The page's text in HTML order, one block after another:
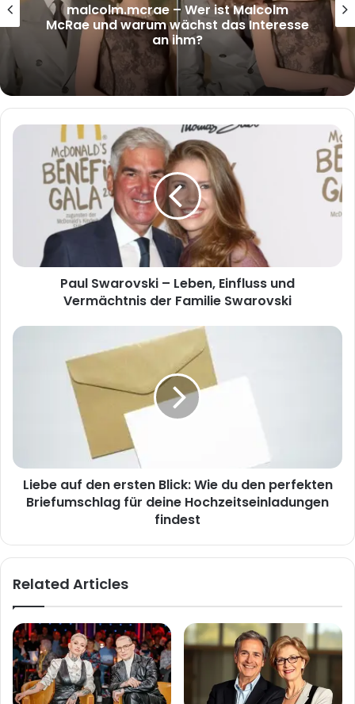
Natalie Benko: Wer ist „natalie benko“
und warum spricht plötzlich jeder über
sie?
Paul
Swarovski
Leben,
Einfluss
Vermächtnis
Familie
SwarovskiPaul Swarovski – Leben, Einfluss und
Vermächtnis der Familie Swarovski
Liebe
perfekten
Briefumschlag
findest
Liebe auf den ersten Blick: Wie du den perfekten
Briefumschlag für deine Hochzeitseinladungen
findest
Related Articles